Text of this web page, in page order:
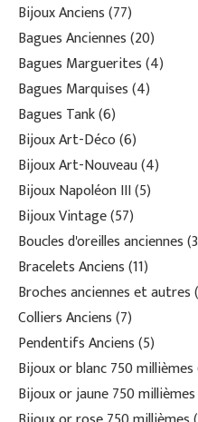
Bijoux Anciens 77
Bagues Anciennes 20
Bagues Marguerites 4
Bagues Marquises 4
Bagues Tank 6
Bijoux Art-Déco 6
Bijoux Art-Nouveau 4
Bijoux Napoléon III 5
Bijoux Vintage 57
Boucles d'oreilles anciennes 3
Bracelets Anciens 11
Broches anciennes et autres
Colliers Anciens 7
Pendentifs Anciens 5
Bijoux or blanc 750 millièmes
Bijoux or jaune 750 millièmes